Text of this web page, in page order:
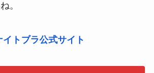
。
イトブラ公式サイト